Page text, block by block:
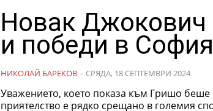
Новак Джокович
и победи в
НИКОЛАЙ БАРЕКОВ - СРЯДА, 18 СЕПТЕМВРИ 2024
Уважението, което показа към Гришо
приятелство е рядко срещано в големия